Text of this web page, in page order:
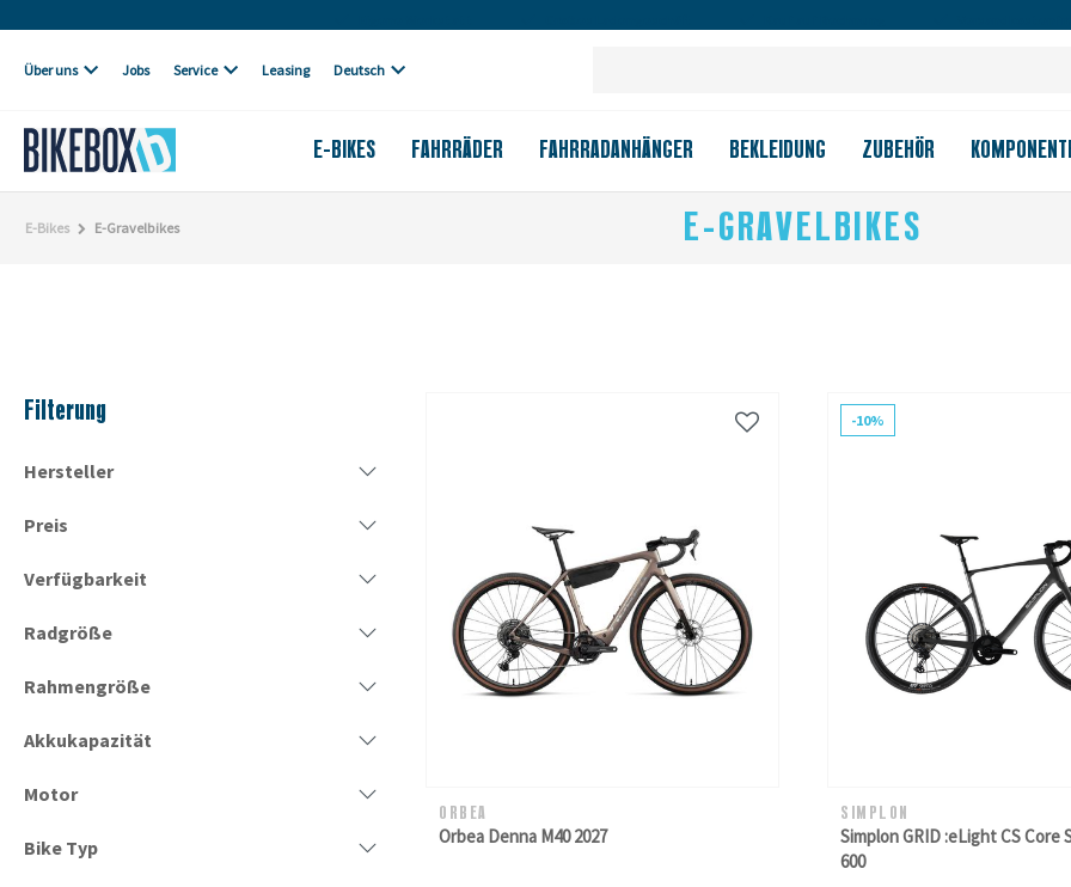
Über uns Jobs Service Leasing Deutsch
E-BIKES FAHRRÄDER BEKLEIDUNG ZUBEHÖR
FAHRRADANHÄNGER
E-Bikes E-Gravelbikes E-GRAVELBIKES
Filterung
Hersteller
Preis
Verfügbarkeit
Radgröße
Rahmengröße
Akkukapazität
Motor
Bike Typ
ORBEA
Orbea Denna M40 2027
-10%
SIMPLON
Simplon GRID :eLight CS Core
600